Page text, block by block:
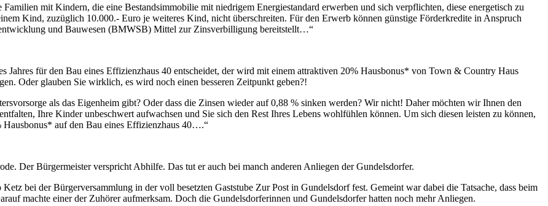
mit Kindern, die eine Bestandsimmobilie mit niedrigem Energiestandard erwerben und sich verpflichten, diese energetisch zu
Kind, zuzüglich 10.000.- Euro je weiteres Kind, nicht überschreiten. Für den Erwerb können günstige Förderkredite in Anspruch
und Bauwesen (BMWSB) Mittel zur Zinsverbilligung bereitstellt…“
für den Bau eines Effizienzhaus 40 entscheidet, der wird mit einem attraktiven 20% Hausbonus* von Town & Country Haus
Oder glauben Sie wirklich, es wird noch einen besseren Zeitpunkt geben?!
als das Eigenheim gibt? Oder dass die Zinsen wieder auf 0,88 % sinken werden? Wir nicht! Daher möchten wir Ihnen den
Ihre Kinder unbeschwert aufwachsen und Sie sich den Rest Ihres Lebens wohlfühlen können. Um sich diesen leisten zu können,
auf den Bau eines Effizienzhaus 40….“
Der Bürgermeister verspricht Abhilfe. Das tut er auch bei manch anderen Anliegen der Gundelsdorfer.
bei der Bürgerversammlung in der voll besetzten Gaststube Zur Post in Gundelsdorf fest. Gemeint war dabei die Tatsache, dass beim
machte einer der Zuhörer aufmerksam. Doch die Gundelsdorferinnen und Gundelsdorfer hatten noch mehr Anliegen.